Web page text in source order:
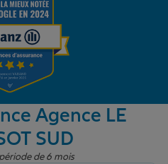
la vie
Agence LE
SUD
de 6 mois